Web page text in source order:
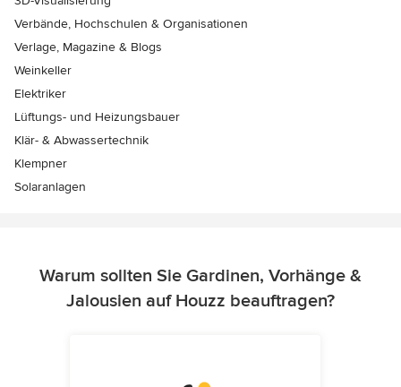
Verbände, Hochschulen & Organisationen
Verlage, Magazine & Blogs
Weinkeller
Elektriker
Lüftungs- und Heizungsbauer
Klär- & Abwassertechnik
Klempner
Solaranlagen
Warum sollten Sie Gardinen, Vorhänge &
Jalousien auf Houzz beauftragen?